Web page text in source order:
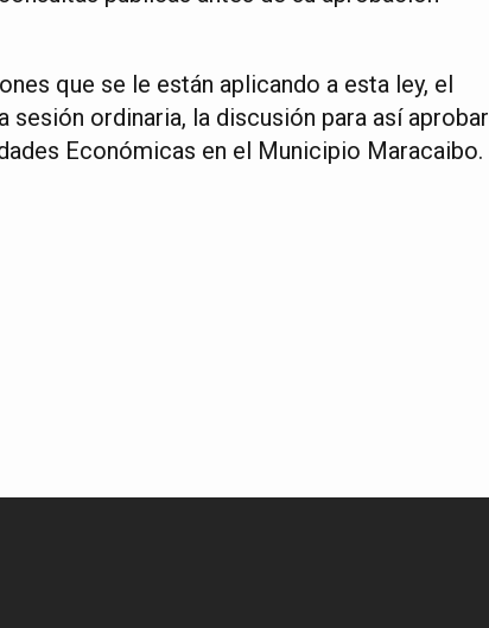
que se le están aplicando a esta ley, el
sesión ordinaria, la discusión para así aprobar
Económicas en el Municipio Maracaibo.